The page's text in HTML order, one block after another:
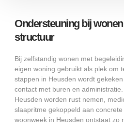
Ondersteuning bij
structuur
Bij zelfstandig wonen met
eigen woning gebruikt als plek om
stappen in Heusden wordt
contact met buren en
Heusden worden rust nemen,
slaapritme gekoppeld aan
woonweek in Heusden ontstaat zo